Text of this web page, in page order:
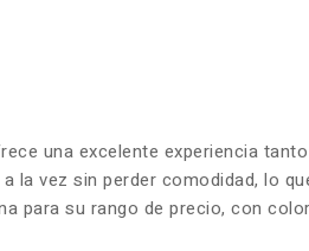
una excelente experiencia
la vez sin perder comodidad, lo
para su rango de precio, con